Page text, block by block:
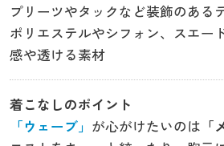
プリーツやタックなど装飾のある
ポリエステルやシフォン、スエー
感や透ける素材
着こなしのポイント
「ウェーブ」 が心がけたいのは 「